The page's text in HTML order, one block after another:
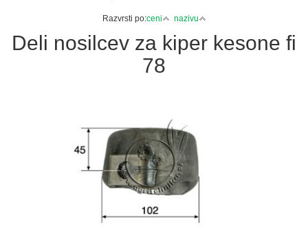
Razvrsti po:ceni nazivu
Deli nosilcev za kiper kesone fi
78